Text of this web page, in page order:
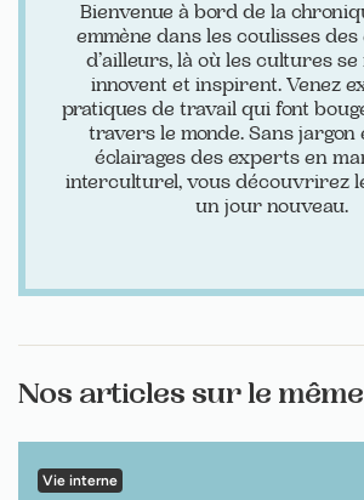
Bienvenue à bord de la
emmène dans les coulisses
d’ailleurs, là où les cultures se
innovent et inspirent. Venez
pratiques de travail qui font
travers le monde. Sans jargon
éclairages des experts en
interculturel, vous découvrirez
un jour nouveau.
Nos articles sur le
Vie interne